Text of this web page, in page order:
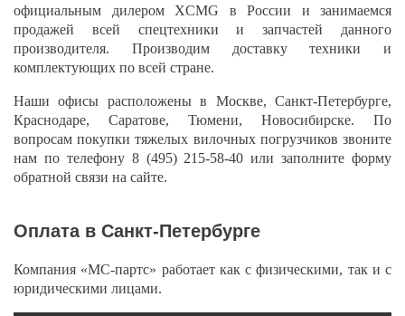
официальным дилером XCMG в России и занимаемся
продажей всей спецтехники и запчастей данного
производителя. Производим доставку техники и
комплектующих по всей стране.
Наши офисы расположены в Москве, Санкт-Петербурге,
Краснодаре, Саратове, Тюмени, Новосибирске. По
вопросам покупки тяжелых вилочных погрузчиков звоните
нам по телефону 8 (495) 215-58-40 или заполните форму
обратной связи на сайте.
Оплата в Санкт-Петербурге
Компания «МС-партс» работает как с физическими, так и с
юридическими лицами.